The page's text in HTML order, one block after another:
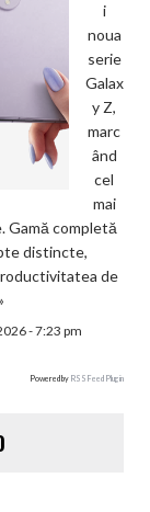
i
noua
serie
Galax
y Z,
marc
ând
cel
mai
Gamă completă
distincte,
de
- 7:23 pm
Powered by RSS Feed Plugin